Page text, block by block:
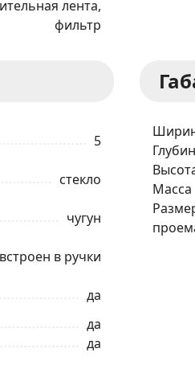
лента,
фильтр
5
стекло
чугун
в ручки
да
да
да
Масса